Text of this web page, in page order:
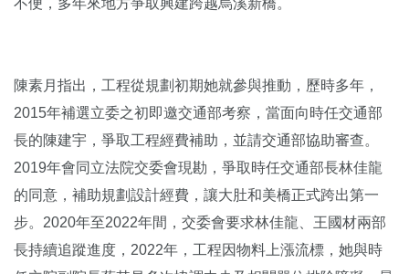
不便，多年來地方爭取興建跨越烏溪新橋。
陳素月指出，工程從規劃初期她就參與推動，歷時多年，
2015年補選立委之初即邀交通部考察，當面向時任交通部
長的陳建宇，爭取工程經費補助，並請交通部協助審查。
2019年會同立法院交委會現勘，爭取時任交通部長林佳龍
的同意，補助規劃設計經費，讓大肚和美橋正式跨出第一
步。2020年至2022年間，交委會要求林佳龍、王國材兩部
長持續追蹤進度，2022年，工程因物料上漲流標，她與時